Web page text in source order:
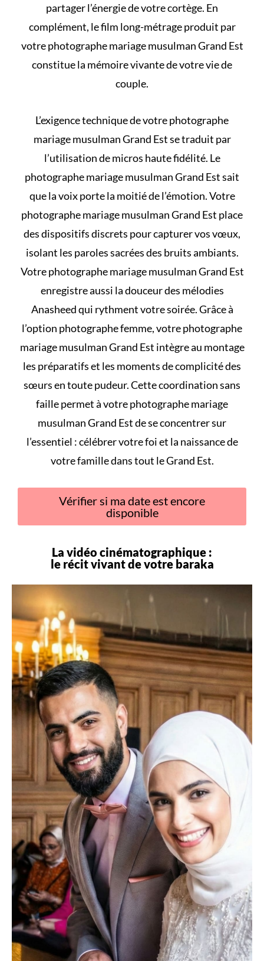
partager l’énergie de votre cortège. En
complément, le film long-métrage produit par
votre photographe mariage musulman Grand Est
constitue la mémoire vivante de votre vie de
couple.
L’exigence technique de votre photographe
mariage musulman Grand Est se traduit par
l’utilisation de micros haute fidélité. Le
photographe mariage musulman Grand Est sait
que la voix porte la moitié de l’émotion. Votre
photographe mariage musulman Grand Est place
des dispositifs discrets pour capturer vos vœux,
isolant les paroles sacrées des bruits ambiants.
Votre photographe mariage musulman Grand Est
enregistre aussi la douceur des mélodies
Anasheed qui rythment votre soirée. Grâce à
l’option photographe femme, votre photographe
mariage musulman Grand Est intègre au montage
les préparatifs et les moments de complicité des
sœurs en toute pudeur. Cette coordination sans
faille permet à votre photographe mariage
musulman Grand Est de se concentrer sur
l’essentiel : célébrer votre foi et la naissance de
votre famille dans tout le Grand Est.
Vérifier si ma date est encore
disponible
La vidéo cinématographique :
le récit vivant de votre baraka